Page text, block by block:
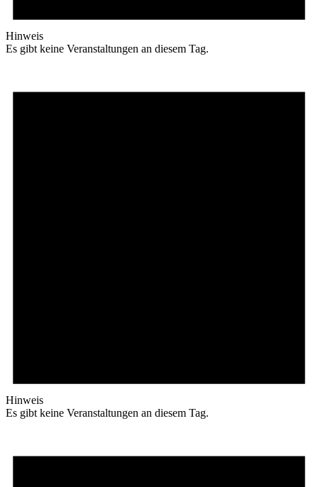
Hinweis
Es gibt keine Veranstaltungen an diesem Tag.
Hinweis
Es gibt keine Veranstaltungen an diesem Tag.